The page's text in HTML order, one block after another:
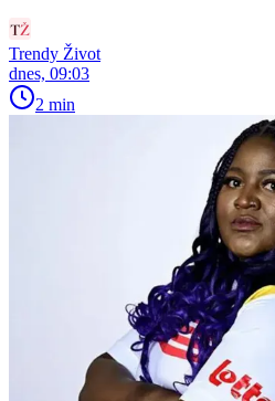
Trendy Život
dnes, 09:03
2 min